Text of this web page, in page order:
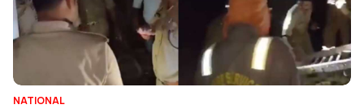
NATIONAL